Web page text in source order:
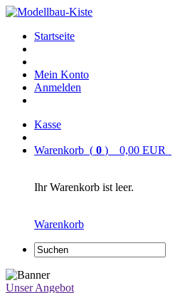
Startseite
Mein Konto
Anmelden
Kasse
Warenkorb ( 0 ) 0,00 EUR
Ihr Warenkorb ist leer.
Warenkorb
Unser Angebot